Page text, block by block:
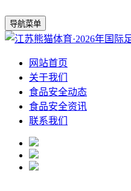
导航菜单
网站首页
关于我们
食品安全动态
食品安全资讯
联系我们